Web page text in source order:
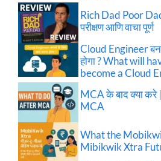
Rich Dad Poor
परीक्षण आणि वाचा पूर्ण
Cloud Engineer
होगा ? What will
become a Cloud
MCA के बाद क्या
MCA
What the
Mibikwik Xtra